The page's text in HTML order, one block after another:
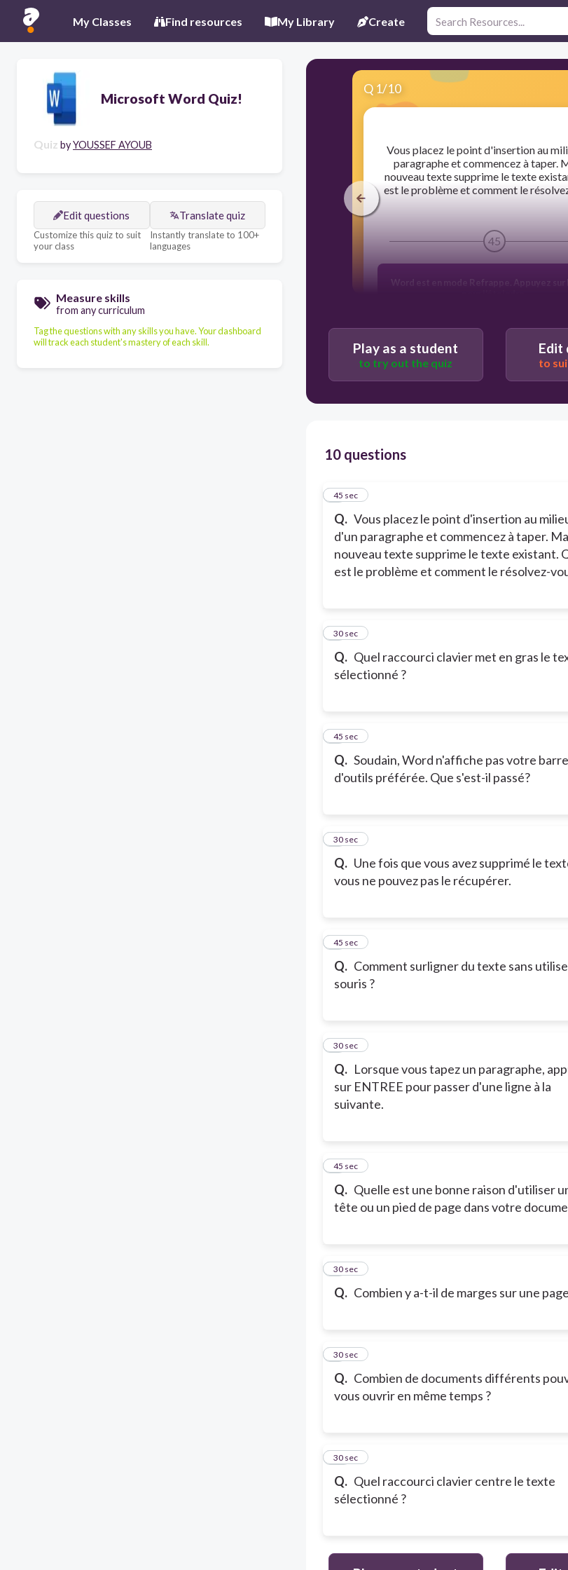
My Classes Find resources My Library Create
Microsoft Word Quiz!
Quiz byYOUSSEF AYOUB
Edit questions
Customize this quiz to suit
your class
Translate quiz
Instantly translate to 100+
languages
Measure skills
from any curriculum
Tag the questions with any skills you have. Your dashboard
will track each student's mastery of each skill.
Q 1/10
​Vous placez le point d'insertion au
paragraphe et commencez à taper.
nouveau texte supprime le texte
est le problème et comment le
45
Word est en mode Refrappe. Appuyez sur
ARRIÈRE et retapez.
La touche DELETE est enfoncée.
Play as a student
to try out the quiz
Edit
to
10 questions
Q. Vous placez le point d'insertion au
d'un paragraphe et commencez à taper.
nouveau texte supprime le texte existant.
est le problème et comment le résolvez-
1
45 sec
Q. Quel raccourci clavier met en gras le
sélectionné ?
2
30 sec
Q. Soudain, Word n'affiche pas votre barre
d'outils préférée. Que s'est-il passé?
3
45 sec
Q. Une fois que vous avez supprimé le
vous ne pouvez pas le récupérer.
4
30 sec
Q. Comment surligner du texte sans
souris ?
5
45 sec
Q. Lorsque vous tapez un paragraphe,
sur ENTREE pour passer d'une ligne à la
suivante.
6
30 sec
Q. Quelle est une bonne raison d'utiliser
tête ou un pied de page dans votre
7
45 sec
Q. Combien y a-t-il de marges sur une
8
30 sec
Q. Combien de documents différents
vous ouvrir en même temps ?
9
30 sec
Q. Quel raccourci clavier centre le texte
sélectionné ?
10
30 sec